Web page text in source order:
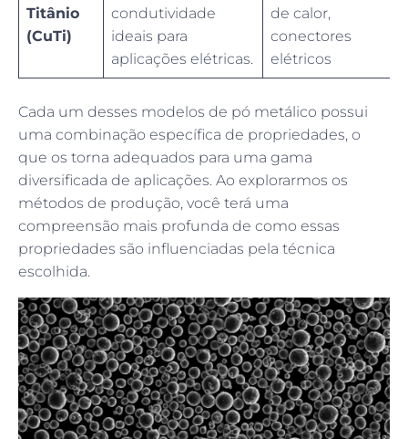
Titânio
(CuTi)
condutividade
ideais para
aplicações elétricas.
de calor,
conectores
elétricos
Cada um desses modelos de pó metálico possui
uma combinação específica de propriedades, o
que os torna adequados para uma gama
diversificada de aplicações. Ao explorarmos os
métodos de produção, você terá uma
compreensão mais profunda de como essas
propriedades são influenciadas pela técnica
escolhida.